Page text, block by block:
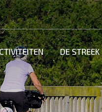
DE STREEK